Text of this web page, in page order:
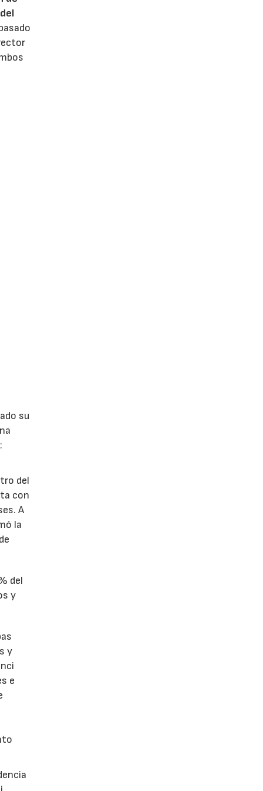
su
del
con
A
la
del
y
y
e